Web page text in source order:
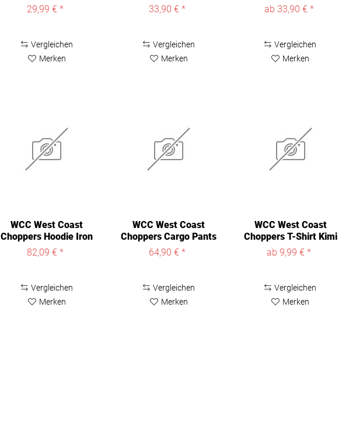
Cross weiss
29,99 € *
Vergleichen
Merken
Original...
33,90 € *
Vergleichen
Merken
Original...
ab 33,90 € *
Vergleichen
Merken
WCC West Coast
Choppers Hoodie Iron
Cross schwarz
82,09 € *
Vergleichen
Merken
WCC West Coast
Choppers Cargo Pants
Black
64,90 € *
Vergleichen
Merken
WCC West Coast
Choppers T-Shirt Kimi
Raikkönen...
ab 9,99 € *
Vergleichen
Merken